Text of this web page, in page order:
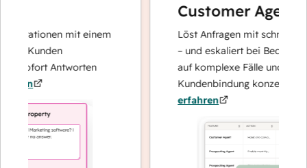
mit einem
Kunden
Antworten
Customer Agent
Löst Anfragen mit schnellen,
– und eskaliert bei Bedarf, damit
auf komplexe Fälle und den
Kundenbindung konzentrieren
erfahren